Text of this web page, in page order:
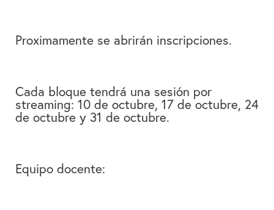
Proximamente se abrirán inscripciones.
Cada bloque tendrá una sesión por
streaming: 10 de octubre, 17 de octubre, 24
de octubre y 31 de octubre.
Equipo docente: